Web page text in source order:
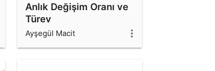
Anlık Değişim Oranı ve
Türev
Ayşegül Macit